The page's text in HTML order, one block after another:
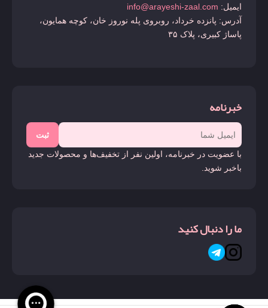
ایمیل: info@arayeshi-zaal.com
آدرس: پانزده خرداد، روبروی پله نوروز خان، کوچه همایون،
پاساژ کبیری، پلاک ۳۵
خبرنامه
ثبت
با عضویت در خبرنامه، اولین نفر از تخفیف‌ها و محصولات جدید
باخبر شوید.
ما را دنبال کنید